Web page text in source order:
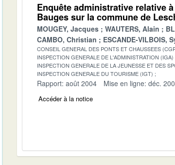
Enquête administrative relative
Bauges sur la commune de
MOUGEY, Jacques WAUTERS, Alain
CAMBO, Christian
ESCANDE-VILBOIS,
CONSEIL GENERAL DES PONTS ET CHAUSSEES
INSPECTION GENERALE DE L'ADMINISTRATION (IGA)
INSPECTION GENERALE DE LA JEUNESSE ET DES
INSPECTION GENERALE DU TOURISME (IGT)
Rapport: août 2004 Mise en ligne: déc.
Accéder à la notice